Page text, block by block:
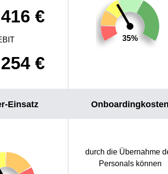
€
€
35%
Einsatz Onboardingkosten
durch die Übernahme
Personals können